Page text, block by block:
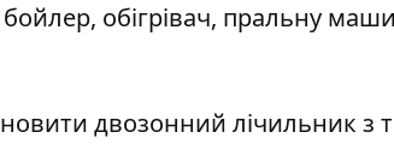
обігрівач, пральну
двозонний лічильник з